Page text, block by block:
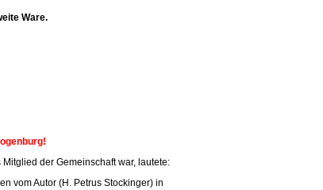
Ware.
der Gemeinschaft war, lautete:
vom Autor (H. Petrus Stockinger) in